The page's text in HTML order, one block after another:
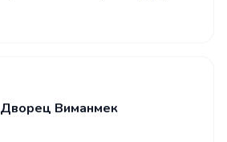
Дворец Виманмек